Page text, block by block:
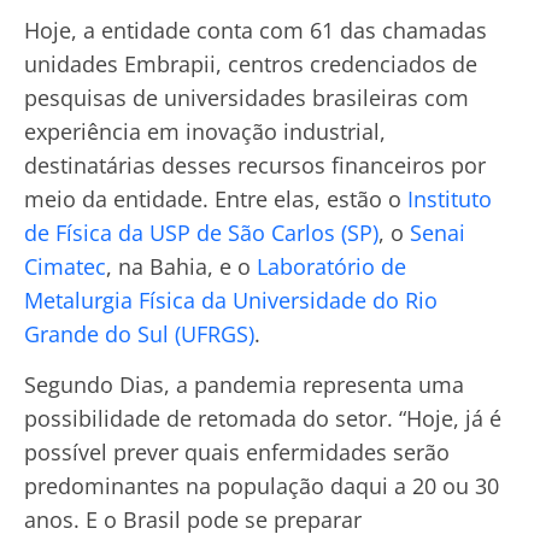
Hoje, a entidade conta com 61 das chamadas
unidades Embrapii, centros credenciados de
pesquisas de universidades brasileiras com
experiência em inovação industrial,
destinatárias desses recursos financeiros por
meio da entidade. Entre elas, estão o Instituto
de Física da USP de São Carlos (SP), o Senai
Cimatec, na Bahia, e o Laboratório de
Metalurgia Física da Universidade do Rio
Grande do Sul (UFRGS).
Segundo Dias, a pandemia representa uma
possibilidade de retomada do setor. “Hoje, já é
possível prever quais enfermidades serão
predominantes na população daqui a 20 ou 30
anos. E o Brasil pode se preparar